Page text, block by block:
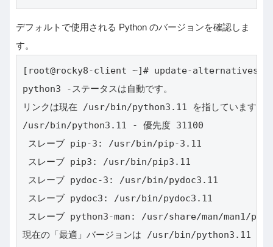
デフォルトで使用される Python のバージョンを確認しま
す。
[root@rocky8-client ~]# update-alternatives
python3 -ステータスは自動です。
リンクは現在 /usr/bin/python3.11 を指しています。
/usr/bin/python3.11 - 優先度 31100
スレーブ pip-3: /usr/bin/pip-3.11
スレーブ pip3: /usr/bin/pip3.11
スレーブ pydoc-3: /usr/bin/pydoc3.11
スレーブ pydoc3: /usr/bin/pydoc3.11
スレーブ python3-man: /usr/share/man/man1/
現在の「最適」バージョンは /usr/bin/python3.11 で